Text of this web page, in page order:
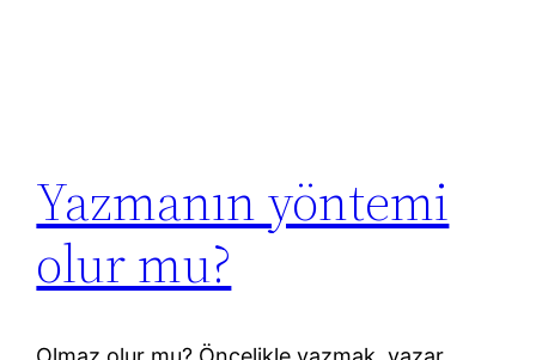
Yazmanın yöntemi
olur mu?